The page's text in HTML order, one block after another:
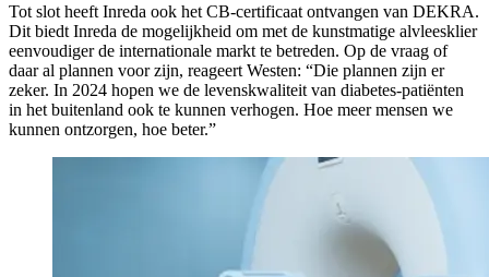
Tot slot heeft Inreda ook het CB-certificaat ontvangen van DEKRA.
Dit biedt Inreda de mogelijkheid om met de kunstmatige alvleesklier
eenvoudiger de internationale markt te betreden. Op de vraag of
daar al plannen voor zijn, reageert Westen: “Die plannen zijn er
zeker. In 2024 hopen we de levenskwaliteit van diabetes-patiënten
in het buitenland ook te kunnen verhogen. Hoe meer mensen we
kunnen ontzorgen, hoe beter.”